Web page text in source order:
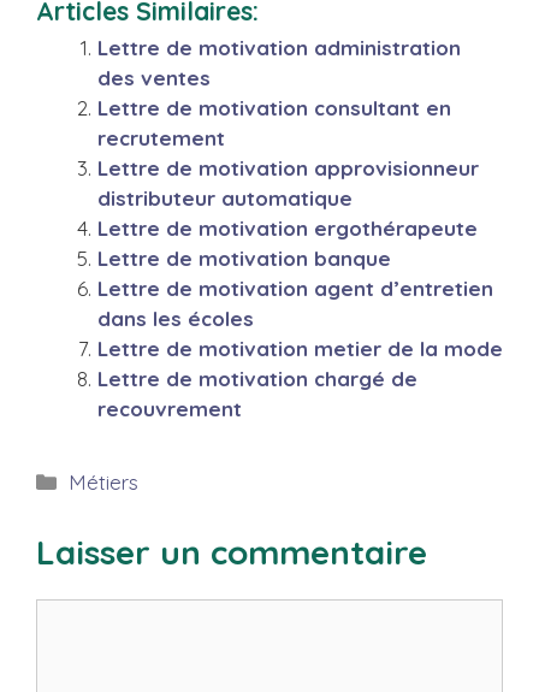
Articles Similaires:
Lettre de motivation administration
des ventes
Lettre de motivation consultant en
recrutement
Lettre de motivation approvisionneur
distributeur automatique
Lettre de motivation ergothérapeute
Lettre de motivation banque
Lettre de motivation agent d’entretien
dans les écoles
Lettre de motivation metier de la mode
Lettre de motivation chargé de
recouvrement
Catégories
Métiers
Laisser un commentaire